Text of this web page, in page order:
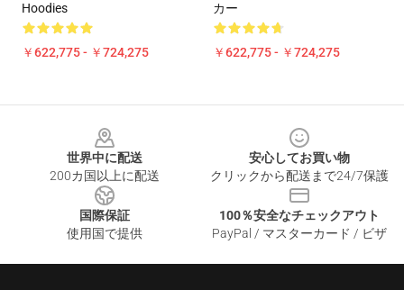
Hoodies
￥622,775 - ￥724,275
カー
￥622,775 - ￥724,275
世界中に配送
200カ国以上に配送
安心してお買い物
クリックから配送まで24/7保護
国際保証
使用国で提供
100％安全なチェックアウト
PayPal / マスターカード / ビザ